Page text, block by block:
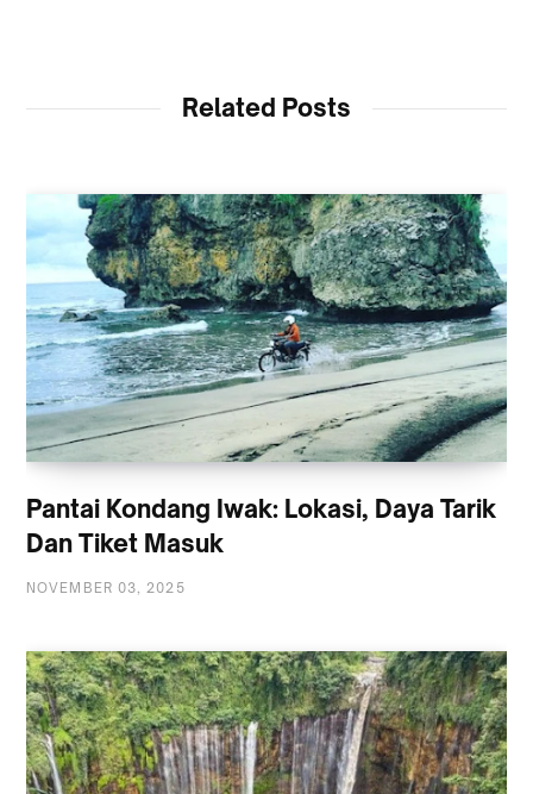
Related Posts
Pantai Kondang Iwak: Lokasi, Daya Tarik
Dan Tiket Masuk
NOVEMBER 03, 2025